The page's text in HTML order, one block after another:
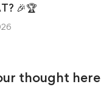
🎉🏆
thought here